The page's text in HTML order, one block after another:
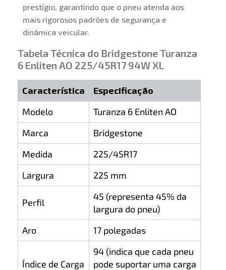
prestígio, garantindo que o pneu atenda aos
mais rigorosos padrões de segurança e
dinâmica veicular.
Tabela Técnica do Bridgestone Turanza
6 Enliten AO 225/45R17 94W XL
Característica
Especificação
Modelo
Turanza 6 Enliten AO
Marca
Bridgestone
Medida
225/45R17
Largura
225 mm
Perfil
45 (representa 45% da
largura do pneu)
Aro
17 polegadas
Índice de Carga
94 (indica que cada pneu
pode suportar uma carga